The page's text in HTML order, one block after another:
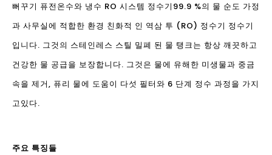
뻐꾸기 퓨전온수와 냉수 RO 시스템 정수기 99.9 %의 물 순도 가정
과 사무실에 적합한 환경 친화적 인 역삼 투 (RO) 정수기 정수기
입니다. 그것의 스테인레스 스틸 밀폐 된 물 탱크는 항상 깨끗하고
건강한 물 공급을 보장합니다. 그것은 물에 유해한 미생물과 중금
속을 제거, 퓨리 물에 도움이 다섯 필터와 6 단계 정수 과정을 가지
고있다.
주요 특징들